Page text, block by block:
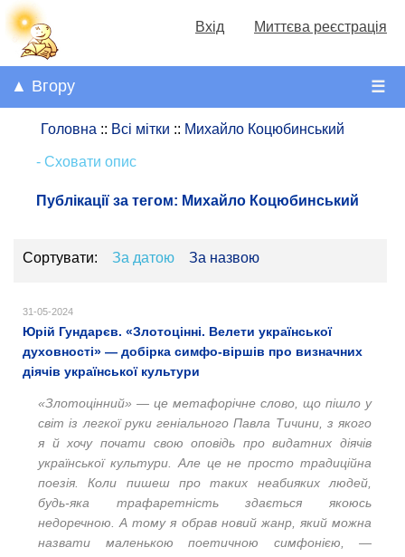
Вхід Миттєва реєстрація
☰
▲ Вгору
Головна :: Всі мітки :: Михайло Коцюбинський
- Сховати опис
Публікації за тегом: Михайло Коцюбинський
Сортувати: За датою За назвою
31-05-2024
Юрій Гундарєв. «Злотоцінні. Велети української
духовності» — добірка симфо-віршів про визначних
діячів української культури
«Злотоцінний» — це метафорічне слово, що пішло у
світ із легкої руки геніального Павла Тичини, з якого
я й хочу почати свою оповідь про видатних діячів
української культури. Але це не просто традиційна
поезія. Коли пишеш про таких неабияких людей,
будь-яка трафаретність здається якоюсь
недоречною. А тому я обрав новий жанр, який можна
назвати маленькою поетичною симфонією, —